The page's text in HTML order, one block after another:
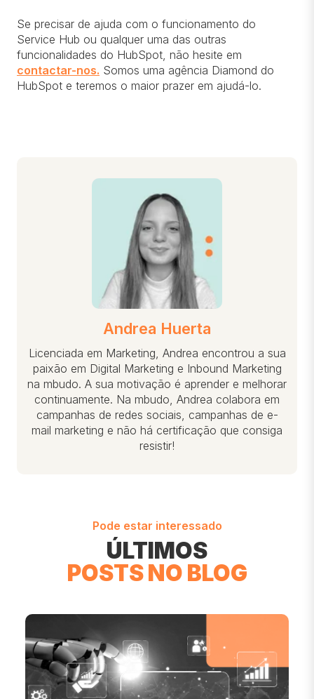
Se precisar de ajuda com o funcionamento do
Service Hub ou qualquer uma das outras
funcionalidades do HubSpot, não hesite em
contactar-nos. Somos uma agência Diamond do
HubSpot e teremos o maior prazer em ajudá-lo.
Andrea Huerta
Licenciada em Marketing, Andrea encontrou a sua
paixão em Digital Marketing e Inbound Marketing
na mbudo. A sua motivação é aprender e melhorar
continuamente. Na mbudo, Andrea colabora em
campanhas de redes sociais, campanhas de e-
mail marketing e não há certificação que consiga
resistir!
Pode estar interessado
ÚLTIMOS
POSTS NO BLOG